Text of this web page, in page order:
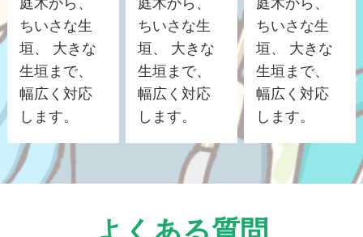
ちいさな生
垣、 大きな
生垣まで、
幅広く対応
します。
ちいさな生
垣、 大きな
生垣まで、
幅広く対応
します。
ちいさな生
垣、 大きな
生垣まで、
幅広く対応
します。